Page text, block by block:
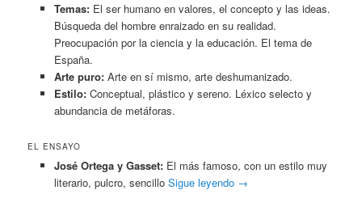
Temas:El ser humano en valores, el concepto y las ideas.
Búsqueda del hombre enraizado en su realidad.
Preocupación por la ciencia y la educación. El tema de
España.
Arte puro:Arte en sí mismo, arte deshumanizado.
Estilo:Conceptual, plástico y sereno. Léxico selecto y
abundancia de metáforas.
EL ENSAYO
José Ortega y Gasset:El más famoso, con un estilo muy
literario, pulcro, sencillo Sigue leyendo →